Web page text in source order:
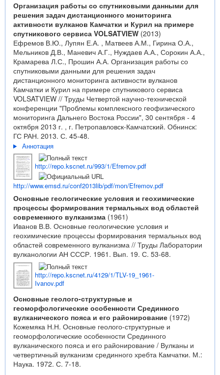
Организация работы со спутниковыми данными для
решения задач дистанционного мониторинга
активности вулканов Камчатки и Курил на примере
спутникового сервиса VOLSATVIEW (2013)
Ефремов В.Ю., Лупян Е.А. , Матвеев А.М., Гирина О.А.,
Мельников Д.В., Маневич А.Г., Нуждаев А.А., Сорокин А.А.,
Крамарева Л.С., Прошин А.А. Организация работы со
спутниковыми данными для решения задач
дистанционного мониторинга активности вулканов
Камчатки и Курил на примере спутникового сервиса
VOLSATVIEW // Труды Четвертой научно-технической
конференции "Проблемы комплексного геофизического
мониторинга Дальнего Востока России", 30 сентября - 4
октября 2013 г. , г. Петропавловск-Камчатский. Обнинск:
ГС РАН. 2013. С. 45-48.
Аннотация
http://repo.kscnet.ru/993/1/Efremov.pdf
http://www.emsd.ru/conf2013lib/pdf/mon/Efremov.pdf
Основные геологические условия и геохимические
процессы формирования термальных вод областей
современного вулканизма (1961)
Иванов В.В. Основные геологические условия и
геохимические процессы формирования термальных вод
областей современного вулканизма // Труды Лаборатории
вулканологии АН СССР. 1961. Вып. 19. С. 53-68.
http://repo.kscnet.ru/4129/1/TLV-19_1961-
Ivanov.pdf
Основные геолого-структурные и
геоморфологические особенности Срединного
вулканического пояса и его районирование (1972)
Кожемяка Н.Н. Основные геолого-структурные и
геоморфологические особенности Срединного
вулканического пояса и его районирование / Вулканы и
четвертичный вулканизм срединного хребта Камчатки. М.:
Наука. 1972. С. 7-18.